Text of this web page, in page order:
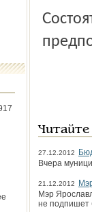
Состоятся ещё два заседания муниципалитета, бюджет
27.12.2012
Вчера
21.12.2012
Мэр
не подпишет